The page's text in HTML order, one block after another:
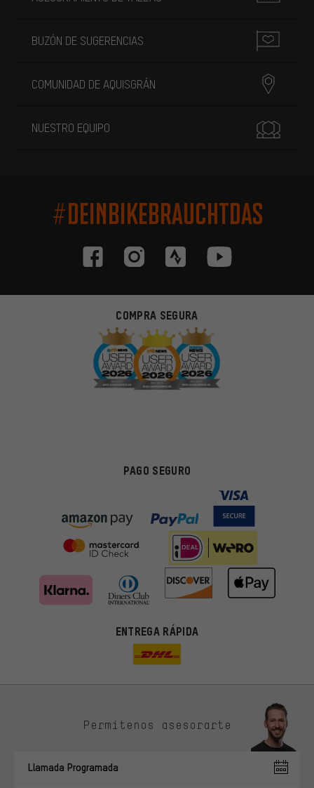
BUZÓN DE SUGERENCIAS
COMUNIDAD DE AQUISGRÁN
NUESTRO EQUIPO
#DEINBIKEBRAUCHTDAS
COMPRA SEGURA
PAGO SEGURO
ENTREGA RÁPIDA
Permítenos asesorarte
Llamada Programada
ti. Las cookies de marketing nos ayudan a identificar tus